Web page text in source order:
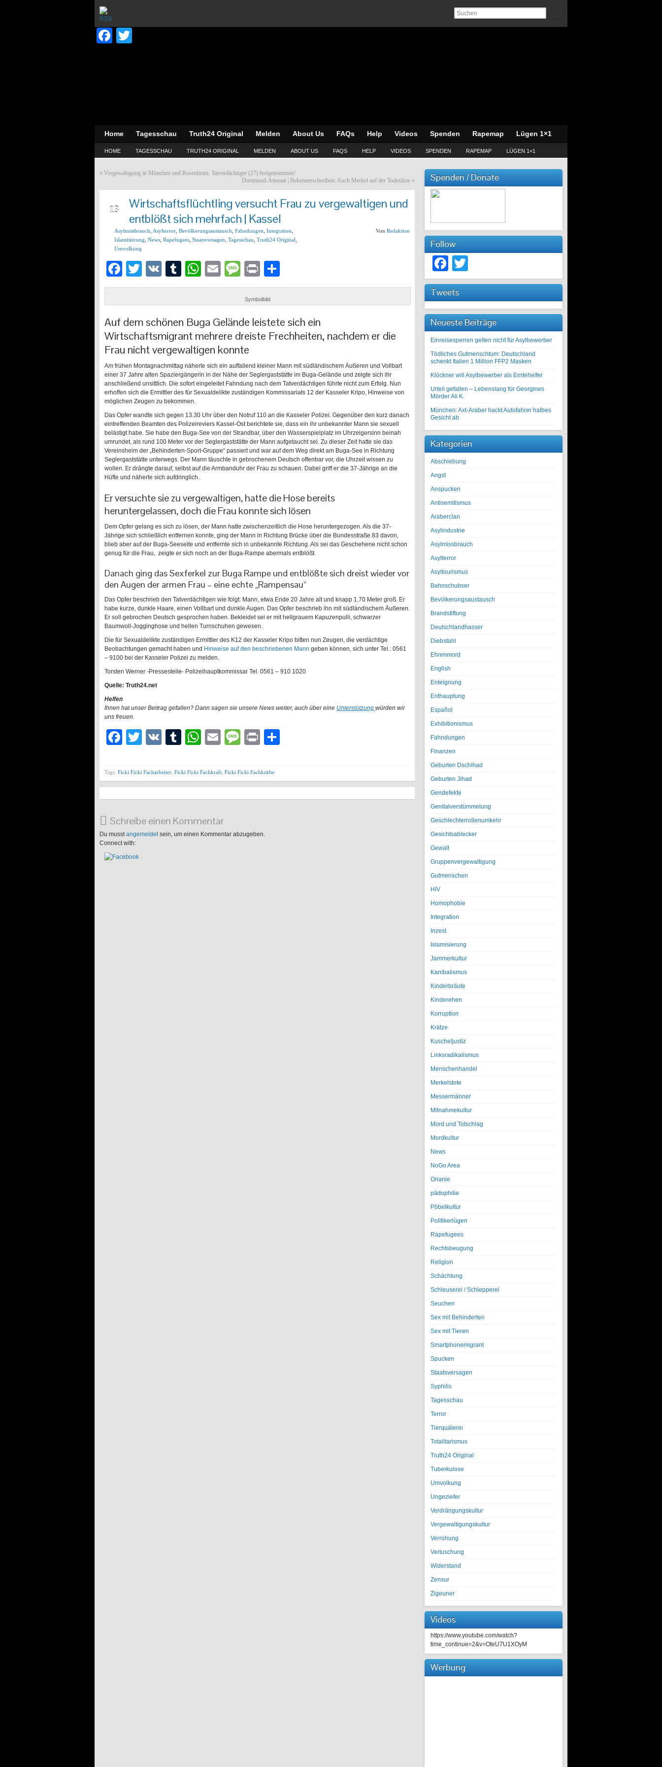
Facebook
Home Tagesschau Truth24 Original Melden About Us FAQs Help Videos Spenden Rapemap Lügen 1×1
HOME TAGESSCHAU TRUTH24 ORIGINAL MELDEN ABOUT US FAQS HELP VIDEOS SPENDEN RAPEMAP LÜGEN 1×1
« Vergewaltigung in München und Rosenheim: Tatverdächtiger (27) festgenommen!
Dortmund-Attentat | Bekennerschreiben: Auch Merkel auf der Todesliste »
13
Wirtschaftsflüchtling versucht Frau zu vergewaltigen und
entblößt sich mehrfach | Kassel
Asylmissbrauch Asylterror Bevölkerungsaustausch Fahndungen Integration
Islamisierung News Rapefugees Staatsversagen Tagesschau Truth24 Original
Umvolkung
Von Redaktion
Facebook
Twitter
VK Tumblr
WhatsApp
EmailMessage
Print
Symbolbild
Auf dem schönen Buga Gelände leistete sich ein
Wirtschaftsmigrant mehrere dreiste Frechheiten, nachdem er die
Frau nicht vergewaltigen konnte
Am frühen Montagnachmittag näherte sich ein auffallend kleiner Mann mit südländischem Äußeren und Vollbart
einer 37 Jahre alten Spaziergängerin in der Nähe der Seglergaststätte im Buga-Gelände und zeigte sich ihr
anschließend unsittlich. Die sofort eingeleitet Fahndung nach dem Tatverdächtigen führte nicht zum Erfolg. Nun
erhoffen sich die Ermittler des für Sexualdelikte zuständigen Kommissariats 12 der Kasseler Kripo, Hinweise von
möglichen Zeugen zu bekommen.
Das Opfer wandte sich gegen 13.30 Uhr über den Notruf 110 an die Kasseler Polizei. Gegenüber den kurz danach
eintreffenden Beamten des Polizeireviers Kassel-Ost berichtete sie, dass ein ihr unbekannter Mann sie sexuell
belästigt habe. Sie habe den Buga-See von der Strandbar, über den Wasserspielplatz im Uhrzeigersinn beinah
umrundet, als rund 100 Meter vor der Seglergaststätte der Mann aufgetaucht sei. Zu dieser Zeit hatte sie das
Vereinsheim der „Behinderten-Sport-Gruppe“ passiert und war auf dem Weg direkt am Buga-See in Richtung
Seglergaststätte unterwegs. Der Mann täuschte in gebrochenem Deutsch offenbar vor, die Uhrzeit wissen zu
wollen. Er drängte darauf, selbst auf die Armbanduhr der Frau zu schauen. Dabei griff er die 37-Jährige an die
Hüfte und näherte sich aufdringlich.
Er versuchte sie zu vergewaltigen, hatte die Hose bereits
heruntergelassen, doch die Frau konnte sich lösen
Dem Opfer gelang es sich zu lösen, der Mann hatte zwischenzeitlich die Hose heruntergezogen. Als die 37-
Jährige sich schließlich entfernen konnte, ging der Mann in Richtung Brücke über die Bundesstraße 83 davon,
blieb aber auf der Buga-Seeseite und entfernte sich in unbekannte Richtung. Als sei das Geschehene nicht schon
genug für die Frau, zeigte er sich noch an der Buga-Rampe abermals entblößt.
Danach ging das Sexferkel zur Buga Rampe und entblößte sich dreist wieder vor
den Augen der armen Frau – eine echte „Rampensau“
Das Opfer beschrieb den Tatverdächtigen wie folgt: Mann, etwa Ende 20 Jahre alt und knapp 1,70 Meter groß. Er
habe kurze, dunkle Haare, einen Vollbart und dunkle Augen. Das Opfer beschrieb ihn mit südländischem Äußeren.
Er soll gebrochen Deutsch gesprochen haben. Bekleidet sei er mit hellgrauem Kapuzenpulli, schwarzer
Baumwoll-Jogginghose und hellen Turnschuhen gewesen.
Die für Sexualdelikte zuständigen Ermittler des K12 der Kasseler Kripo bitten nun Zeugen, die verdächtige
Beobachtungen gemacht haben und Hinweise auf den beschriebenen Mann geben können, sich unter Tel.: 0561
– 9100 bei der Kasseler Polizei zu melden.
Torsten Werner -Pressestelle- Polizeihauptkommissar Tel. 0561 – 910 1020
Quelle: Truth24.net
Helfen
Ihnen hat unser Beitrag gefallen? Dann sagen sie unsere News weiter, auch über eine Unterstützung würden wir
uns freuen.
Facebook
Twitter
VK Tumblr
WhatsApp
EmailMessage
Print
Tags: Ficki Ficki Facharbeiter Ficki Ficki Fachkraft Ficki Ficki Fachkräfte
Schreibe einen Kommentar
Du musstangemeldetsein, um einen Kommentar abzugeben.
Connect with:
Spenden / Donate
Follow
Facebook
Tweets
Neueste Beiträge
Einreisesperren gelten nicht für Asylbewerber
Tödliches Gutmenschtum: Deutschland
schenkt Italien 1 Million FFP2 Masken
Klöckner will Asylbewerber als Erntehelfer
Urteil gefallen – Lebenslang für Georgines
Mörder Ali K.
München: Axt-Araber hackt Autofahrer halbes
Gesicht ab
Kategorien
Abschiebung
Angst
Anspucken
Antisemitismus
Araberclan
Asylindustrie
Asylmissbrauch
Asylterror
Asyltourismus
Bahnschubser
Bevölkerungsaustausch
Brandstiftung
Deutschlandhasser
Diebstahl
Ehrenmord
English
Enteignung
Enthauptung
Español
Exhibitionismus
Fahndungen
Finanzen
Geburten Dschihad
Geburten Jihad
Gendefekte
Genitalverstümmelung
Geschlechterrollenumkehr
Gesichtsablecker
Gewalt
Gruppenvergewaltigung
Gutmenschen
HIV
Homophobie
Integration
Inzest
Islamisierung
Jammerkultur
Kanibalismus
Kinderbräute
Kinderehen
Korruption
Krätze
Kuscheljustiz
Linksradikalismus
Menschenhandel
Merkelstote
Messermänner
Mitnahmekultur
Mord und Totschlag
Mordkultur
News
NoGo Area
Onanie
pädophilie
Pöbelkultur
Politikerlügen
Rapefugees
Rechtsbeugung
Religion
Schächtung
Schleuserei / Schlepperei
Seuchen
Sex mit Behinderten
Sex mit Tieren
Smartphonemigrant
Spucken
Staatsversagen
Syphilis
Tagesschau
Terror
Tierquälerei
Totalitarismus
Truth24 Original
Tuberkulose
Umvolkung
Ungeziefer
Verdrängungskultur
Vergewaltigungskultur
Verrohung
Vertuschung
Widerstand
Zensur
Zigeuner
Videos
https://www.youtube.com/watch?
time_continue=2&v=OteU7U1XOyM
Werbung